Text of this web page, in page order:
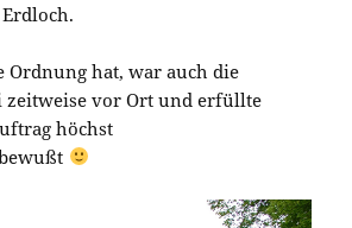
Ordnung hat, war auch die
zeitweise vor Ort und erfüllte
höchst